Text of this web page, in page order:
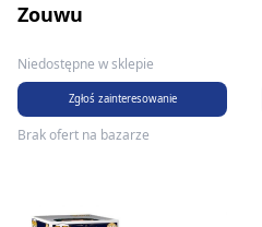
Zouwu
Niedostępne w sklepie
Zgłoś zainteresowanie
Brak ofert na bazarze